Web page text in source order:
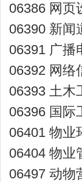
06386 网页
06390 新闻
06391 广播
06392 网络
06393 土木
06396 国际
06401 物业
06404 物业
06497 动物